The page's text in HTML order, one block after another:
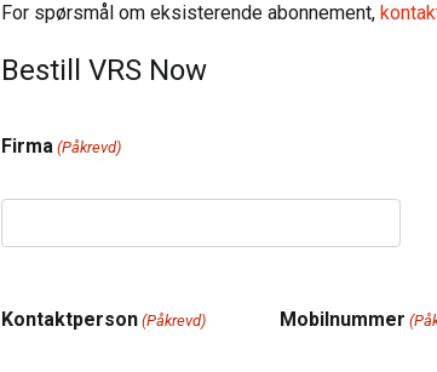
For spørsmål om eksisterende abonnement,
Bestill VRS Now
Firma (Påkrevd)
Kontaktperson (Påkrevd) Mobilnummer